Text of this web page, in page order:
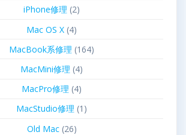
iPhone修理 (2)
Mac OS X (4)
MacBook系修理 (164)
MacMini修理 (4)
MacPro修理 (4)
MacStudio修理 (1)
Old Mac(26)